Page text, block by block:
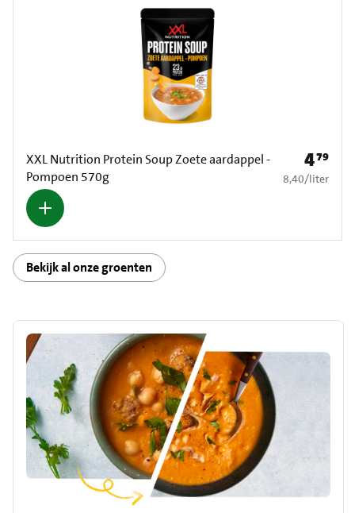
XXL Nutrition Protein Soup Zoete aardappel -
Pompoen 570g
Prijs: €
479
€ 8,40 per liter
8,40/liter
Bekijk al onze groenten